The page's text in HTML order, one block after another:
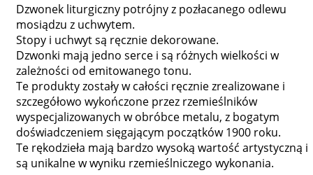
Dzwonek liturgiczny potrójny z pozłacanego odlewu
mosiądzu z uchwytem.
Stopy i uchwyt są ręcznie dekorowane.
Dzwonki mają jedno serce i są różnych wielkości w
zależności od emitowanego tonu.
Te produkty zostały w całości ręcznie zrealizowane i
szczegółowo wykończone przez rzemieślników
wyspecjalizowanych w obróbce metalu, z bogatym
doświadczeniem sięgającym początków 1900 roku.
Te rękodzieła mają bardzo wysoką wartość artystyczną i
są unikalne w wyniku rzemieślniczego wykonania.